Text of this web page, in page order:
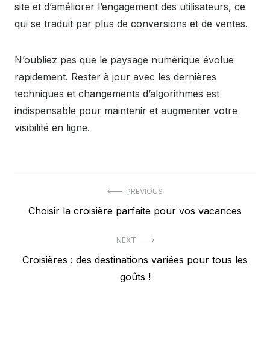
site et d’améliorer l’engagement des utilisateurs, ce
qui se traduit par plus de conversions et de ventes.
N’oubliez pas que le paysage numérique évolue
rapidement. Rester à jour avec les dernières
techniques et changements d’algorithmes est
indispensable pour maintenir et augmenter votre
visibilité en ligne.
de
PREVIOUS
Previous
Choisir la croisière parfaite pour vos vacances
NEXT
Next
Croisières : des destinations variées pour tous les
goûts !